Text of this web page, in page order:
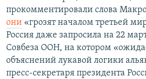
прокомментировали слова
они «грозят началом третьей
Россия даже запросила на 22
Совбеза ООН, на котором
объяснений лукавой логики
пресс-секретаря президента